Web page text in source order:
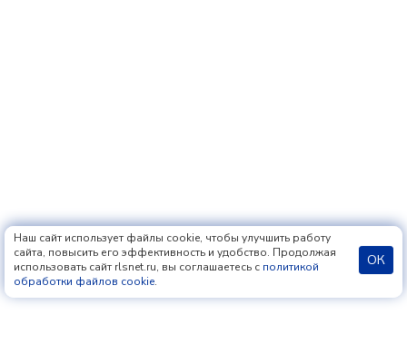
Наш сайт использует файлы cookie, чтобы улучшить работу
сайта, повысить его эффективность и удобство. Продолжая
использовать сайт rlsnet.ru, вы соглашаетесь с политикой
обработки файлов cookie.
ОК